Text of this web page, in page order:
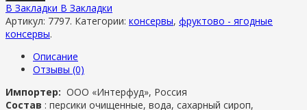
В Закладки В Закладки
Артикул: 7797. Категории: консервы, фруктово - ягодные
консервы.
Описание
Отзывы (0)
Импортер: ООО «Интерфуд», Россия
Состав : персики очищенные, вода, сахарный сироп,